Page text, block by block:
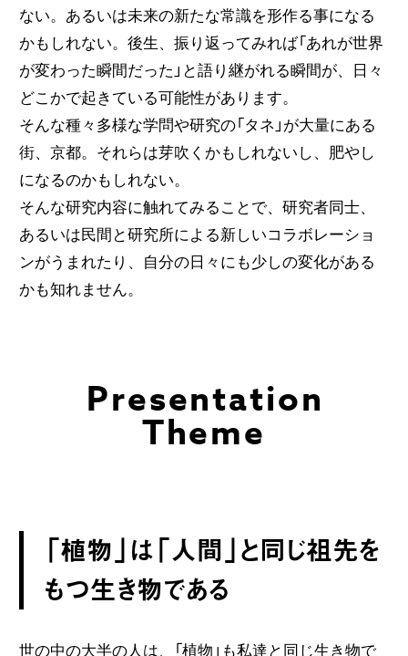
ない。あるいは未来の新たな常識を形作る事になる
かもしれない。後生、振り返ってみれば「あれが世界
が変わった瞬間だった」と語り継がれる瞬間が、日々
どこかで起きている可能性があります。
そんな種々多様な学問や研究の「タネ」が大量にある
街、京都。それらは芽吹くかもしれないし、肥やし
になるのかもしれない。
そんな研究内容に触れてみることで、研究者同士、
あるいは民間と研究所による新しいコラボレーショ
ンがうまれたり、自分の日々にも少しの変化がある
かも知れません。
Presentation
Theme
「植物」は「人間」と同じ祖先を
もつ生き物である
世の中の大半の人は、「植物」も私達と同じ生き物で